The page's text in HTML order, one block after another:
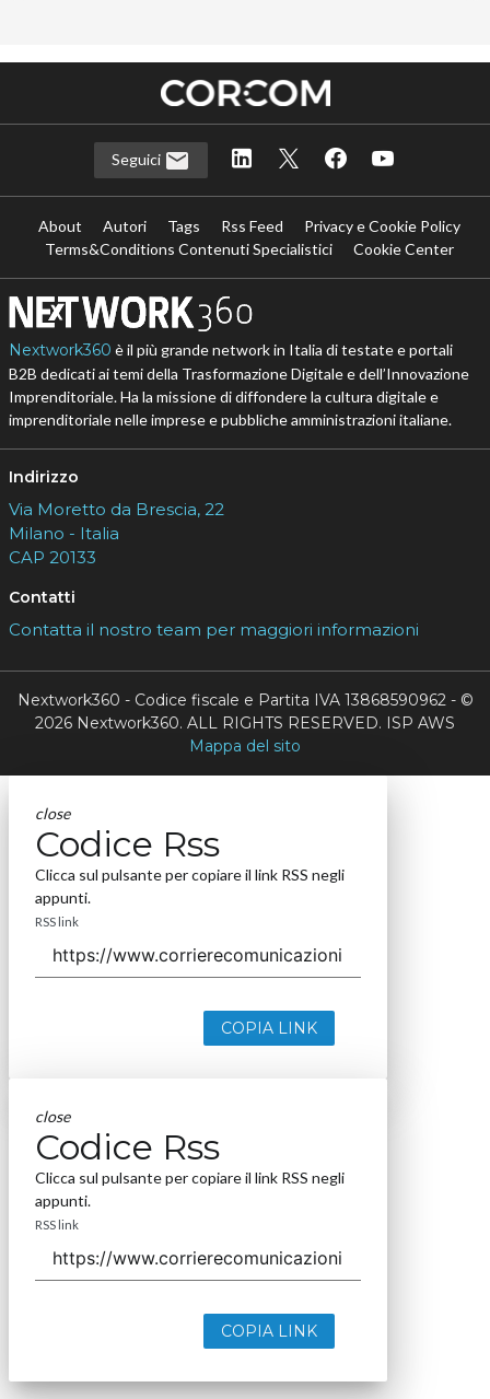
Seguici
About Autori Tags Rss Feed
Privacy e Cookie Policy
Terms&Conditions Contenuti Specialistici
Cookie Center
Nextwork360 è il più grande network in Italia di testate e portali
B2B dedicati ai temi della Trasformazione Digitale e dell’Innovazione
Imprenditoriale. Ha la missione di diffondere la cultura digitale e
imprenditoriale nelle imprese e pubbliche amministrazioni italiane.
Indirizzo
Via Moretto da Brescia, 22
Milano - Italia
CAP 20133
Contatti
Contatta il nostro team per maggiori informazioni
Nextwork360 - Codice fiscale e Partita IVA 13868590962 - ©
2026 Nextwork360. ALL RIGHTS RESERVED. ISP AWS
Mappa del sito
close
Codice Rss
Clicca sul pulsante per copiare il link RSS negli
appunti.
RSS link
COPIA LINK
close
Codice Rss
Clicca sul pulsante per copiare il link RSS negli
appunti.
RSS link
COPIA LINK